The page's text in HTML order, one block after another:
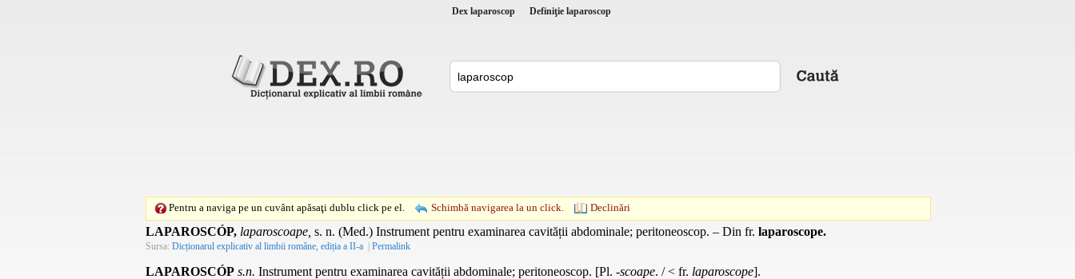
Dex laparoscop Definiţie laparoscop
Pentru a naviga pe un cuvânt apăsaţi dublu click pe el. Schimbă navigarea la un click. Declinări
LAPAROSCÓP, laparoscoape, s. n. (Med.) Instrument pentru examinarea cavității abdominale; peritoneoscop. – Din fr. laparoscope.
Sursa: Dicționarul explicativ al limbii române, ediția a II-a | Permalink
LAPAROSCÓP s.n. Instrument pentru examinarea cavității abdominale; peritoneoscop. [Pl. -scoape. / < fr. laparoscope].